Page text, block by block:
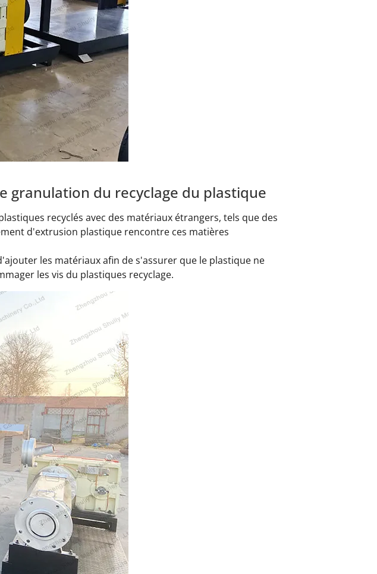
granulation du recyclage du plastique
recyclés avec des matériaux étrangers, tels que des
d'extrusion plastique rencontre ces matières
les matériaux afin de s'assurer que le plastique ne
les vis du plastiques recyclage.